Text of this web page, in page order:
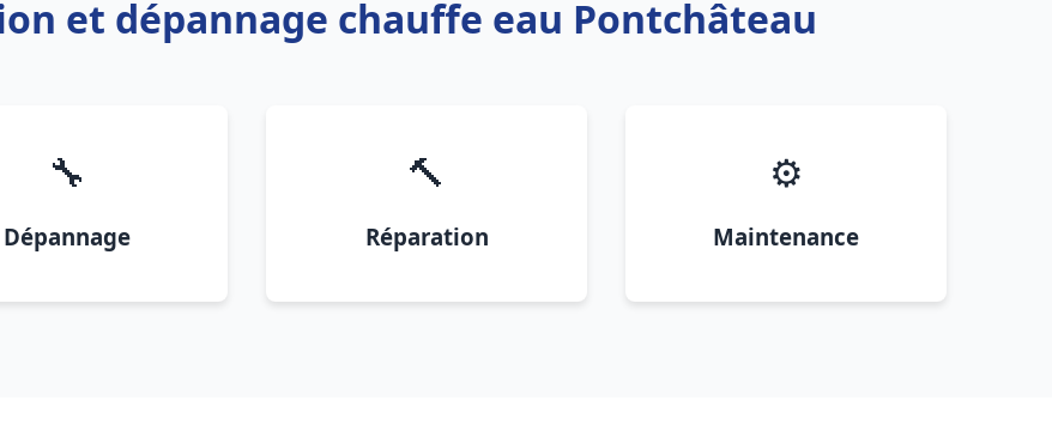
et dépannage chauffe eau Pontchâteau
🔧
Dépannage
🔨
Réparation
⚙️
Maintenance